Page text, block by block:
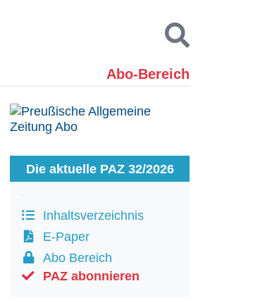
Abo-Bereich
Kontakt
Die aktuelle PAZ 32/2026
Inhaltsverzeichnis
E-Paper
Abo Bereich
PAZ abonnieren